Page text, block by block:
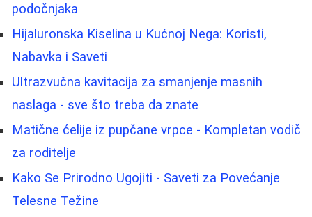
podočnjaka
Hijaluronska Kiselina u Kućnoj Nega: Koristi,
Nabavka i Saveti
Ultrazvučna kavitacija za smanjenje masnih
naslaga - sve što treba da znate
Matične ćelije iz pupčane vrpce - Kompletan vodič
za roditelje
Kako Se Prirodno Ugojiti - Saveti za Povećanje
Telesne Težine